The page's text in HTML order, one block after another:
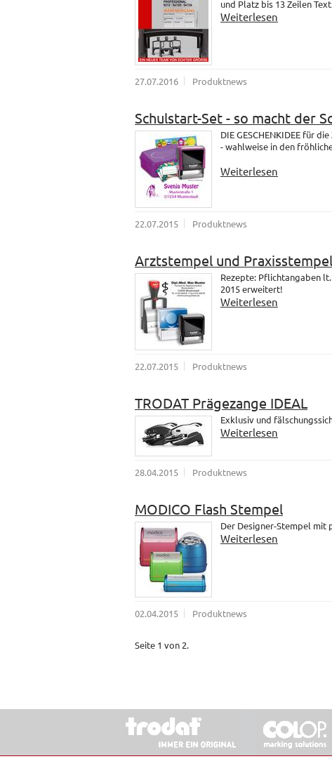
und Platz bis 13 Zeilen
Weiterlesen
27.07.2016 Produktnews
Schulstart-Set - so macht der
DIE GESCHENKIDEE für
- wahlweise in den
Weiterlesen
22.07.2015 Produktnews
Arztstempel und Praxisstempel
Rezepte: Pflichtangaben
2015 erweitert!
Weiterlesen
22.07.2015 Produktnews
TRODAT Prägezange IDEAL
Exklusiv und
Weiterlesen
28.04.2015 Produktnews
MODICO Flash Stempel
Der Designer-Stempel
Weiterlesen
02.04.2015 Produktnews
Seite 1 von 2.